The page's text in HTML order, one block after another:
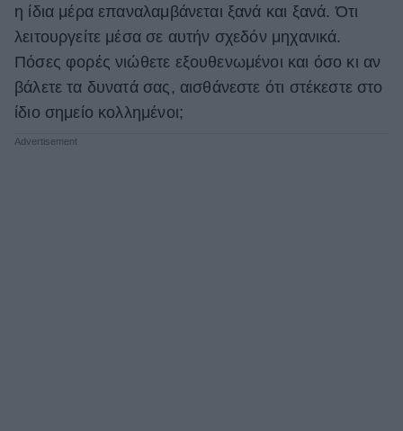
η ίδια μέρα επαναλαμβάνεται ξανά και ξανά. Ότι
λειτουργείτε μέσα σε αυτήν σχεδόν μηχανικά.
Πόσες φορές νιώθετε εξουθενωμένοι και όσο κι αν
βάλετε τα δυνατά σας, αισθάνεστε ότι στέκεστε στο
ίδιο σημείο κολλημένοι;